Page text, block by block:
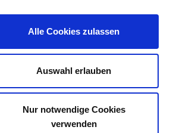
Alle Cookies zulassen
Auswahl erlauben
Nur notwendige Cookies
verwenden
IHRE MEINUNG